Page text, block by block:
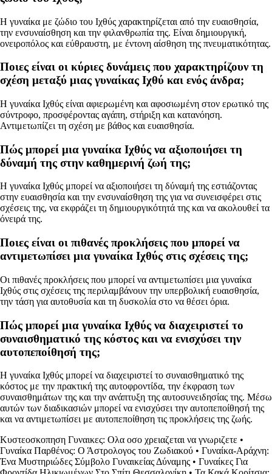
Η γυναίκα με ζώδιο του Ιχθύς χαρακτηρίζεται από την ευαισθησία,
την ενσυναίσθηση και την φιλανθρωπία της. Είναι δημιουργική,
ονειροπόλος και εύθραυστη, με έντονη αίσθηση της πνευματικότητας.
Ποιες είναι οι κύριες δυνάμεις που χαρακτηρίζουν τη
σχέση μεταξύ μιας γυναίκας Ιχθύ και ενός άνδρα;
Η γυναίκα Ιχθύς είναι αφιερωμένη και αφοσιωμένη στον ερωτικό της
σύντροφο, προσφέροντας αγάπη, στήριξη και κατανόηση.
Αντιμετωπίζει τη σχέση με βάθος και ευαισθησία.
Πώς μπορεί μια γυναίκα Ιχθύς να αξιοποιήσει τη
δύναμή της στην καθημερινή ζωή της;
Η γυναίκα Ιχθύς μπορεί να αξιοποιήσει τη δύναμή της εστιάζοντας
στην ευαισθησία και την ενσυναίσθηση της για να συνεισφέρει στις
σχέσεις της, να εκφράζει τη δημιουργικότητά της και να ακολουθεί τα
όνειρά της.
Ποιες είναι οι πιθανές προκλήσεις που μπορεί να
αντιμετωπίσει μια γυναίκα Ιχθύς στις σχέσεις της;
Οι πιθανές προκλήσεις που μπορεί να αντιμετωπίσει μια γυναίκα
Ιχθύς στις σχέσεις της περιλαμβάνουν την υπερβολική ευαισθησία,
την τάση για αυτοθυσία και τη δυσκολία στο να θέσει όρια.
Πώς μπορεί μια γυναίκα Ιχθύς να διαχειριστεί το
συναισθηματικό της κόστος και να ενισχύσει την
αυτοπεποίθησή της;
Η γυναίκα Ιχθύς μπορεί να διαχειριστεί το συναισθηματικό της
κόστος με την πρακτική της αυτοφροντίδα, την έκφραση των
συναισθημάτων της και την ανάπτυξη της αυτοσυνειδησίας της. Μέσω
αυτών των διαδικασιών μπορεί να ενισχύσει την αυτοπεποίθησή της
και να αντιμετωπίσει με αυτοπεποίθηση τις προκλήσεις της ζωής.
Κυστεοσκοπηση Γυναικες: Ολα οσο χρειαζεται να γνωριζετε •
Γυναίκα Παρθένος: Ο Άστρολογος του Ζωδιακού • Γυναίκα-Αράχνη:
Ένα Μυστηριώδες Σύμβολο Γυναικείας Δύναμης • Γυναίκες Για